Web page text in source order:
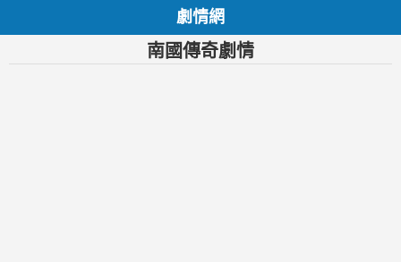
劇情網
南國傳奇劇情